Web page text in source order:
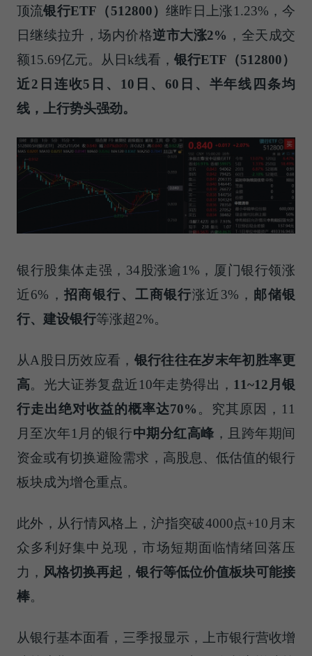
顶流银行ETF （512800）继昨日上涨1.23%，今
日继续拉升，场内价格逆市大涨2% ，全天成交
额15.69亿元。从日k线看，银行ETF （512800）
近2 日连收5 日、 10 日、 60 日、半年线四条均
线，上行势头强劲。
银行股集体走强，34股涨逾1%，厦门银行领涨
近6%，招商银行、工商银行涨近3%， 邮储银
行、建设银行等涨超2%。
从A股日历效应看， 银行往往在岁末年初胜率更
高。光大证券复盘近10年走势得出， 11~12 月银
行走出绝对收益的概率达70% 。究其原因，11
月至次年1月的银行中期分红高峰 ，且跨年期间
资金或有切换避险需求，高股息、低估值的银行
板块成为增仓重点。
此外，从行情风格上，沪指突破4000点+10月末
众多利好集中兑现，市场短期面临情绪回落压
力， 风格切换再起 ，银行等低位价值板块可能接
棒。
从银行基本面看，三季报显示，上市银行营收增